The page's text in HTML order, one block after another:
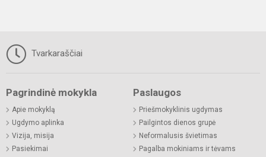
Tvarkaraščiai
Pagrindinė mokykla
Apie mokyklą
Ugdymo aplinka
Vizija, misija
Pasiekimai
Paslaugos
Priešmokyklinis ugdymas
Pailgintos dienos grupė
Neformalusis švietimas
Pagalba mokiniams ir tėvams